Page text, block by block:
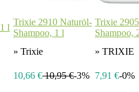
l
Trixie 2910 Naturöl-
Shampoo, 1 l
Trixie
Shampoo,
» Trixie
» TRIXIE
10,66 €10,95 €-3% 7,91 €-0%